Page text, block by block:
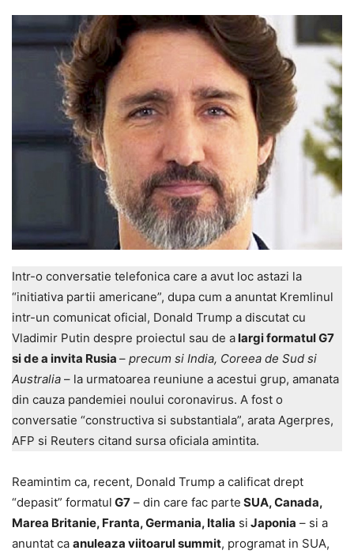
Intr-o conversatie telefonica care a avut loc astazi la
“initiativa partii americane”, dupa cum a anuntat Kremlinul
intr-un comunicat oficial, Donald Trump a discutat cu
Vladimir Putin despre proiectul sau de a largi formatul G7
si de a invita Rusia – precum si India, Coreea de Sud si
Australia – la urmatoarea reuniune a acestui grup, amanata
din cauza pandemiei noului coronavirus. A fost o
conversatie “constructiva si substantiala”, arata Agerpres,
AFP si Reuters citand sursa oficiala amintita.
Reamintim ca, recent, Donald Trump a calificat drept
“depasit” formatul G7 – din care fac parte SUA, Canada,
Marea Britanie, Franta, Germania, Italia si Japonia – si a
anuntat ca anuleaza viitoarul summit, programat in SUA,